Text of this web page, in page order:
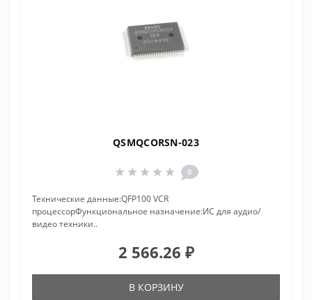
QSMQCORSN-023
0
Технические данные:QFP100 VCR
процессорФункциональное назначение:ИС для аудио/
видео техники..
2 566.26 ₽
В КОРЗИНУ